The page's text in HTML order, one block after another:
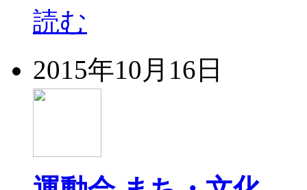
読む
2015年10月16日